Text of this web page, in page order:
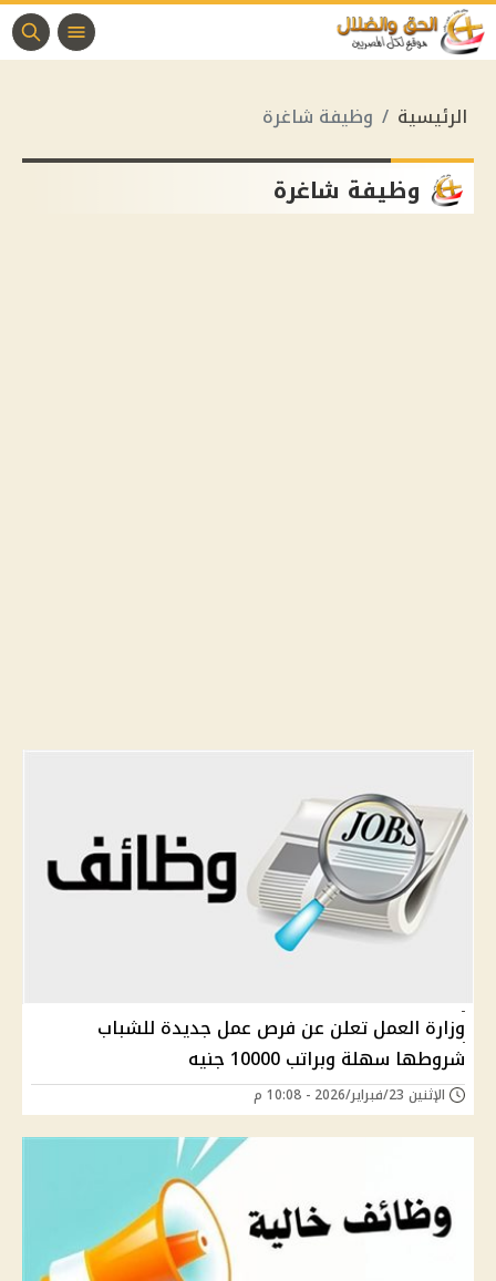
الرئيسية وظيفة شاغرة
وظيفة شاغرة
وزارة العمل تعلن عن فرص عمل جديدة للشباب
شروطها سهلة وبراتب 10000 جنيه
الإثنين 23/فبراير/2026 - 10:08 م